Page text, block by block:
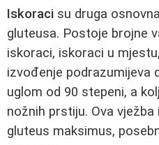
Iskoraci su druga
gluteusa. Postoje brojne
iskoraci, iskoraci u
izvođenje podrazumijeva
uglom od 90 stepeni, a
nožnih prstiju. Ova
gluteus maksimus,